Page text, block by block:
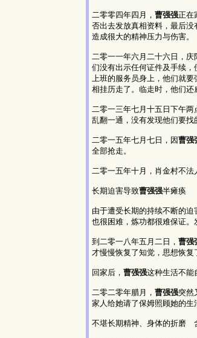
二零零四年四月， 曹强强正在
否出去发放真相资料，最后没
造成很大的精神压力与伤害。
二零一一年六月二十六日，
们没有出示任何证件及手续
上班的服务员身上，他们就
相挂历走了。临走时，他们还
二零一三年七月十五日下午
乱翻一通，没有发现他们要找
二零一五年七月七日，因曹强
全部抢走。
二零一五年十月，肖金村不法
长期迫害导致曹强强半瘫痪
由于遭受长期的持续不断的迫
也很困难，炼功都很难保证。
到二零一八年五月二日， 曹强
才慢慢恢复了知觉，思想恢复
回家后， 曹强强这种生活不能
二零二零年腊月， 曹强强突然
家人给她请了保姆照顾她的生
不堪长期精神、身体的折磨